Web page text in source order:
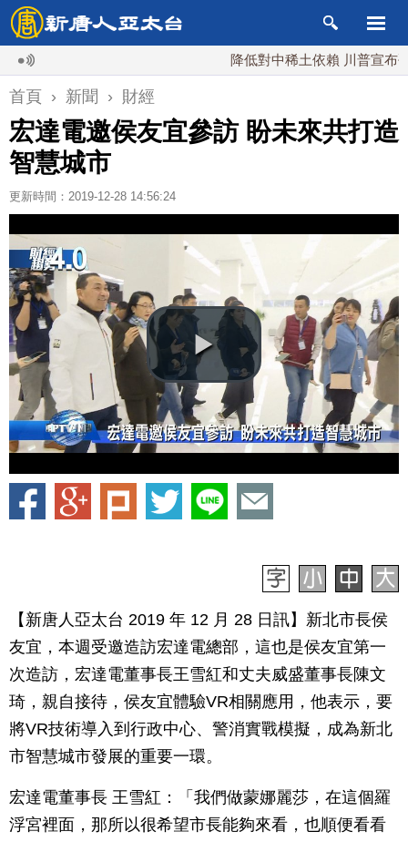
降低對中稀土依賴 川普宣布礦業投
首頁 › 新聞 › 財經
宏達電邀侯友宜參訪 盼未來共打造
智慧城市
更新時間：2019-12-28 14:56:24
【新唐人亞太台 2019 年 12 月 28 日訊】新北市長侯
友宜，本週受邀造訪宏達電總部，這也是侯友宜第一
次造訪，宏達電董事長王雪紅和丈夫威盛董事長陳文
琦，親自接待，侯友宜體驗VR相關應用，他表示，要
將VR技術導入到行政中心、警消實戰模擬，成為新北
市智慧城市發展的重要一環。
宏達電董事長 王雪紅：「我們做蒙娜麗莎，在這個羅
浮宮裡面，那所以很希望市長能夠來看，也順便看看